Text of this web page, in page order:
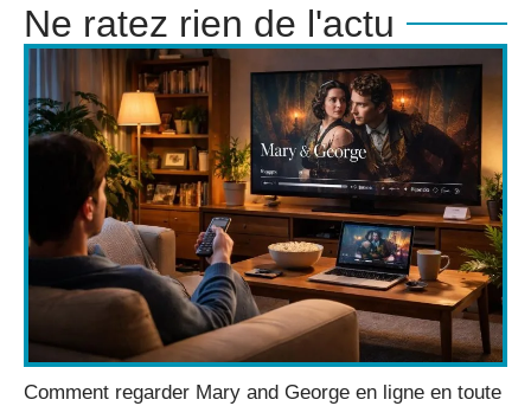
Ne ratez rien de l'actu
Comment regarder Mary and George en ligne en toute